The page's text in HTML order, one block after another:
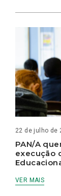
22 de julho de
PAN/A
execução
VER MAIS